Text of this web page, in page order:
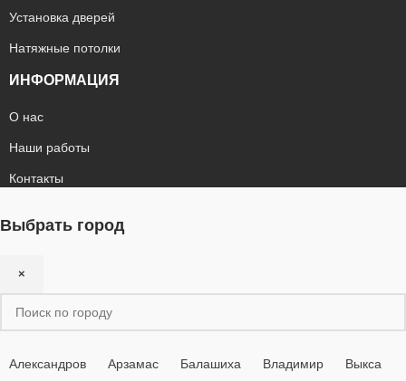
Установка дверей
Натяжные потолки
ИНФОРМАЦИЯ
О нас
Наши работы
Контакты
Выбрать город
×
Александров Арзамас Балашиха Владимир Выкса